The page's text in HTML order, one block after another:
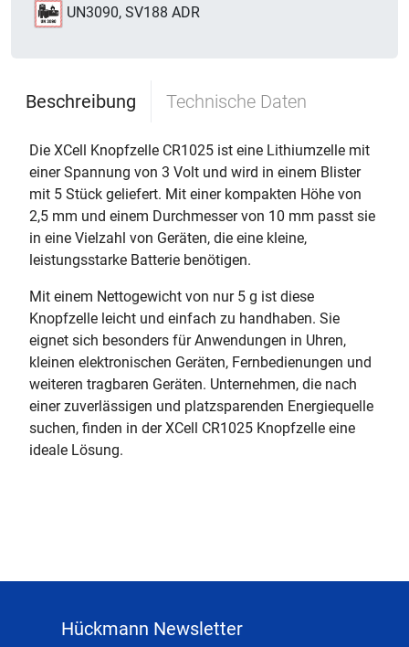
UN3090, SV188 ADR
Beschreibung Technische Daten
Die XCell Knopfzelle CR1025 ist eine Lithiumzelle mit
einer Spannung von 3 Volt und wird in einem Blister
mit 5 Stück geliefert. Mit einer kompakten Höhe von
2,5 mm und einem Durchmesser von 10 mm passt sie
in eine Vielzahl von Geräten, die eine kleine,
leistungsstarke Batterie benötigen.
Mit einem Nettogewicht von nur 5 g ist diese
Knopfzelle leicht und einfach zu handhaben. Sie
eignet sich besonders für Anwendungen in Uhren,
kleinen elektronischen Geräten, Fernbedienungen und
weiteren tragbaren Geräten. Unternehmen, die nach
einer zuverlässigen und platzsparenden Energiequelle
suchen, finden in der XCell CR1025 Knopfzelle eine
ideale Lösung.
Hückmann Newsletter